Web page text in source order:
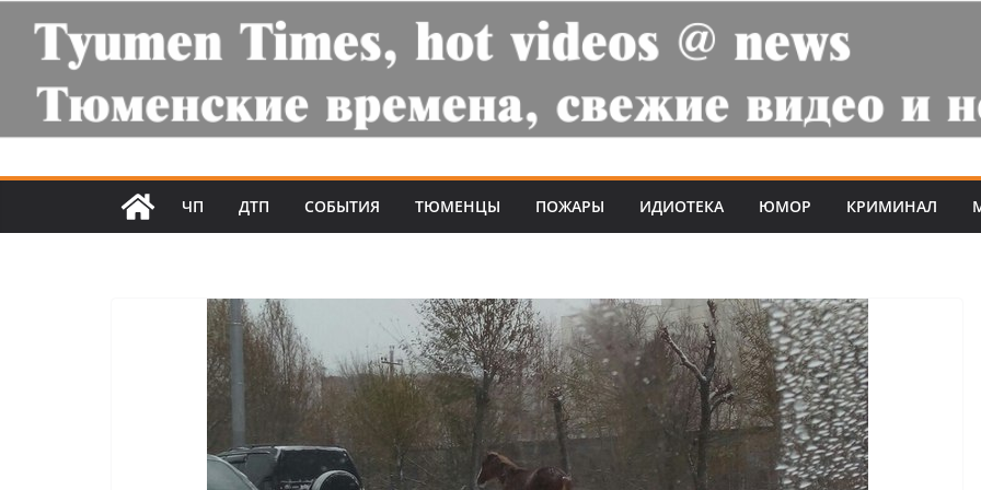
ЧП ДТП СОБЫТИЯ ТЮМЕНЦЫ ПОЖАРЫ ИДИОТЕКА ЮМОР КРИМИНАЛ